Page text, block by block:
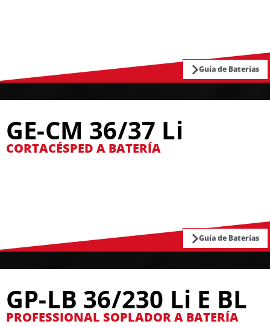
Guía de Baterías
GE-CM 36/37 Li
CORTACÉSPED A BATERÍA
Guía de Baterías
GP-LB 36/230 Li E BL
PROFESSIONAL SOPLADOR A BATERÍA